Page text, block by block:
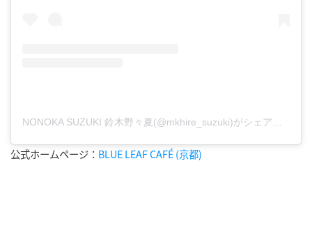
公式ホームページ： BLUE LEAF CAFÉ (京都)